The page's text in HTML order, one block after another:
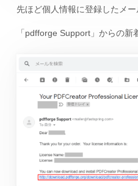
先ほど個人情報に登録したメー
「pdfforge Support」からの新